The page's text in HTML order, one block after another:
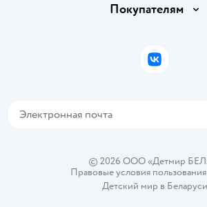
Правила продажи
Политика использования
Вакансии
Покупателям
Бонусные карты
© 2026 ООО «Детмир
Правовые условия
Детский мир в Беларуси
ВКонтакте